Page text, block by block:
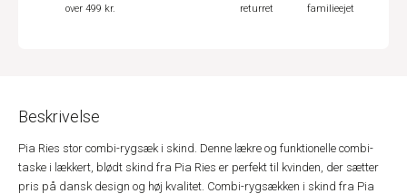
over 499 kr.
returret
familieejet
Beskrivelse
Pia Ries stor combi-rygsæk i skind. Denne lækre og funktionelle combi-
taske i lækkert, blødt skind fra Pia Ries er perfekt til kvinden, der sætter
pris på dansk design og høj kvalitet. Combi-rygsækken i skind fra Pia